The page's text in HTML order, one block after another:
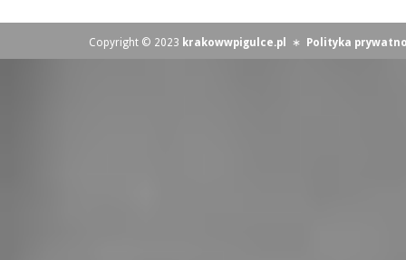
Copyright © 2023 krakowwpigulce.pl ∗ Polityka